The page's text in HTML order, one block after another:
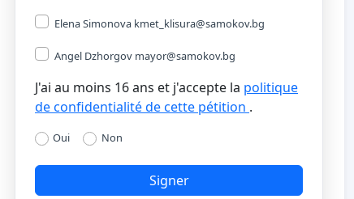
Elena Simonova kmet_klisura@samokov.bg
Angel Dzhorgov mayor@samokov.bg
J'ai au moins 16 ans et j'accepte la politique
de confidentialité de cette pétition .
Oui Non
Signer